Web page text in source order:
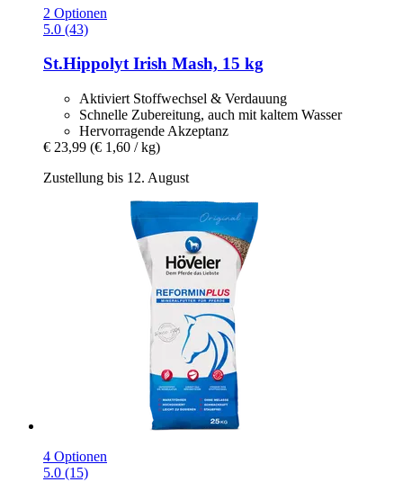
2 Optionen
5.0 (43)
St.HippolytIrish Mash, 15 kg
Aktiviert Stoffwechsel & Verdauung
Schnelle Zubereitung, auch mit kaltem Wasser
Hervorragende Akzeptanz
€ 23,99 (€ 1,60 / kg)
Zustellung bis 12. August
4 Optionen
5.0 (15)